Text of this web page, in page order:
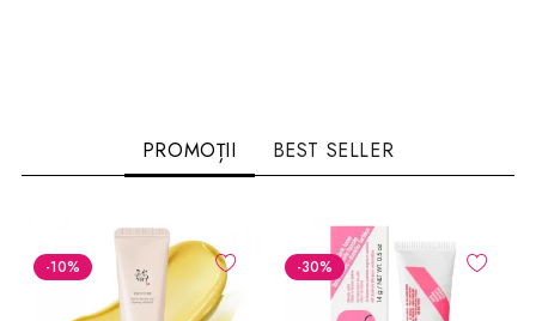
PROMOȚII BEST SELLER
-10% -30%